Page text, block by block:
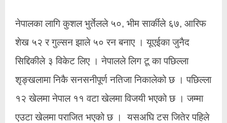
नेपालका लागि कुशल भुर्तेलले ५०, भीम सार्कीले ६७, आरिफ
शेख ५२ र गुल्सन झाले ५० रन बनाए । यूएईका जुनैद
सिद्दिकीले ३ विकेट लिए । नेपालले लिग टू का पछिल्ला
शृङ्खलामा निकै सनसनीपूर्ण नतिजा निकालेको छ । पछिल्ला
१२ खेलमा नेपाल ११ वटा खेलमा विजयी भएको छ । जम्मा
एउटा खेलमा पराजित भएको छ । यसअघि टस जितेर पहिले